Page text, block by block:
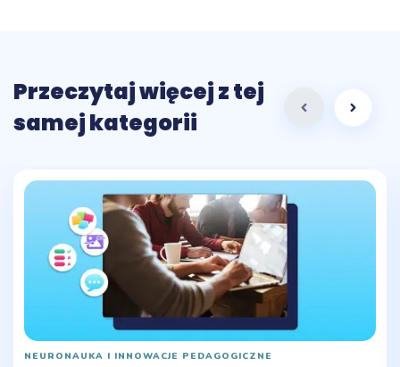
Przeczytaj więcej z tej
samej kategorii
NEURONAUKA I INNOWACJE PEDAGOGICZNE